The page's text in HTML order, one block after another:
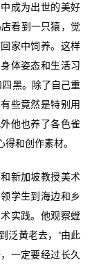
成为出世的美好
看到一只猿，觉
家中饲养。这样
体姿态和生活习
黑。除了自己重
些竟然是特别用
他也养了各色雀
和创作素材。
新加坡教授美术
学生到海边和乡
实践。他观察螳
泛黄老去，“由此
一定要经过长久